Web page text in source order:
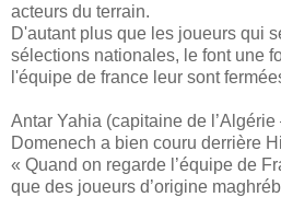
acteurs du terrain.
D'autant plus que les joueurs qui
sélections nationales, le font une
l'équipe de france leur sont
Antar Yahia (capitaine de
Domenech a bien couru derrière
« Quand on regarde l’équipe de
que des joueurs d’origine